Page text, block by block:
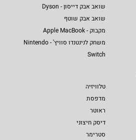
שואב אבק דייסון - Dyson
שואב אבק שוטף
מקבוק - Apple MacBook
משחק לנינטנדו סוויץ' - Nintendo
Switch
טלוויזיה
מדפסת
ראוטר
דיסק חיצוני
סטרימר